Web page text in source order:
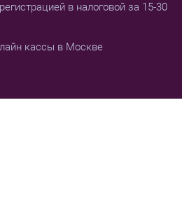
в налоговой за 15-30
кассы в Москве